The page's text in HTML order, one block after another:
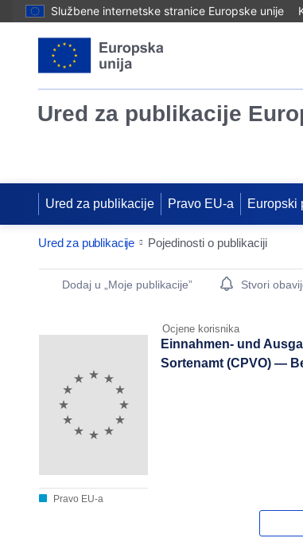
Službene internetske stranice Europske unije
Ured za publikacije
Ured za publikacije Pravo EU-a Europski
Ured za publikacije Pojedinosti o publikaciji
Publication Detail Actions
Dodaj u „Moje publikacije” Stvori
Ocjene korisnika
Pravo EU-a
Einnahmen- und
Sortenamt (CPVO) —